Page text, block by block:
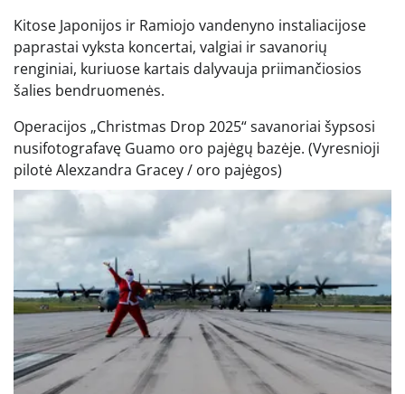
Kitose Japonijos ir Ramiojo vandenyno instaliacijose
paprastai vyksta koncertai, valgiai ir savanorių
renginiai, kuriuose kartais dalyvauja priimančiosios
šalies bendruomenės.
Operacijos „Christmas Drop 2025“ savanoriai šypsosi
nusifotografavę Guamo oro pajėgų bazėje. (Vyresnioji
pilotė Alexzandra Gracey / oro pajėgos)